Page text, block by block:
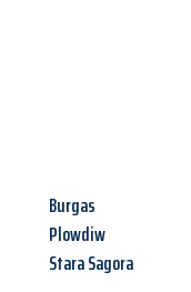
Burgas
Plowdiw
Stara Sagora